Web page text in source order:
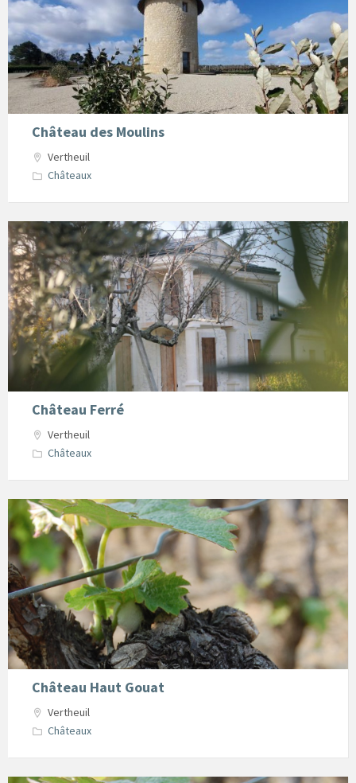
vertheuil
Château des Moulins
Vertheuil
Châteaux
Chateau
Ferre
Vertheuil
Château Ferré
Vertheuil
Châteaux
oenotourisme2
Château Haut Gouat
Vertheuil
Châteaux